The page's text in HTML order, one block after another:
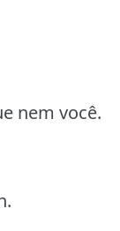
nem você.